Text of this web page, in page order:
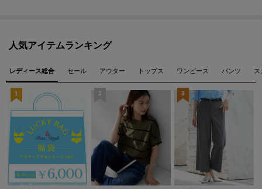
人気アイテムランキング
レディース総合 セール アウター トップス ワンピース パンツ